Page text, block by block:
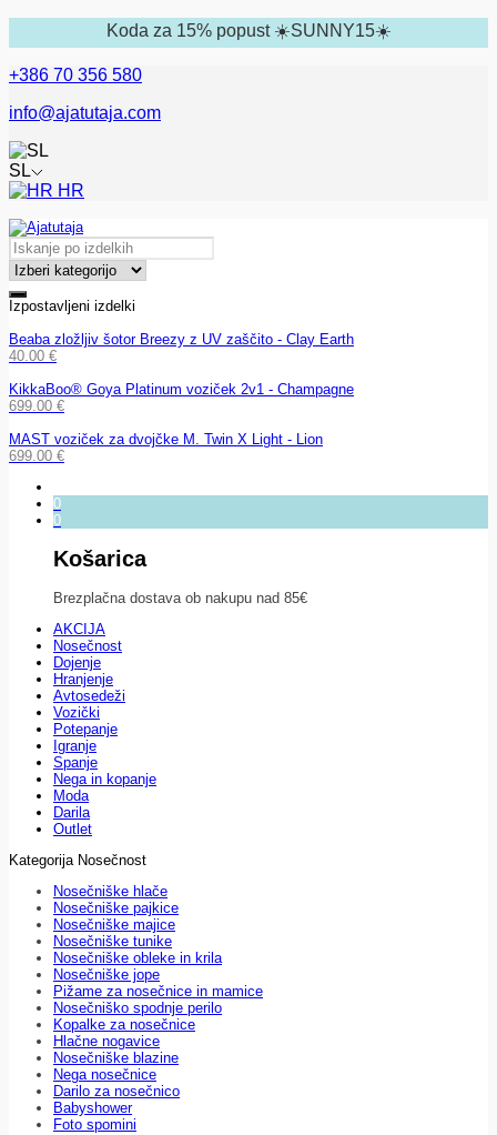
Koda za 15% popust ☀️SUNNY15☀️
+386 70 356 580
info@ajatutaja.com
SL
HR
Izpostavljeni izdelki
Beaba zložljiv šotor Breezy z UV zaščito - Clay Earth
40.00 €
KikkaBoo® Goya Platinum voziček 2v1 - Champagne
699.00 €
MAST voziček za dvojčke M. Twin X Light - Lion
699.00 €
0
0
Košarica
Brezplačna dostava ob nakupu nad 85€
AKCIJA
Nosečnost
Dojenje
Hranjenje
Avtosedeži
Vozički
Potepanje
Igranje
Spanje
Nega in kopanje
Moda
Darila
Outlet
Kategorija Nosečnost
Nosečniške hlače
Nosečniške pajkice
Nosečniške majice
Nosečniške tunike
Nosečniške obleke in krila
Nosečniške jope
Pižame za nosečnice in mamice
Nosečniško spodnje perilo
Kopalke za nosečnice
Hlačne nogavice
Nosečniške blazine
Nega nosečnice
Darilo za nosečnico
Babyshower
Foto spomini